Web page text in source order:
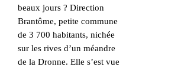
beaux jours ? Direction
Brantôme, petite commune
de 3 700 habitants, nichée
sur les rives d’un méandre
de la Dronne. Elle s’est vue